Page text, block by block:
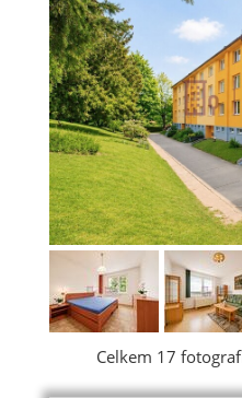
Celkem 17